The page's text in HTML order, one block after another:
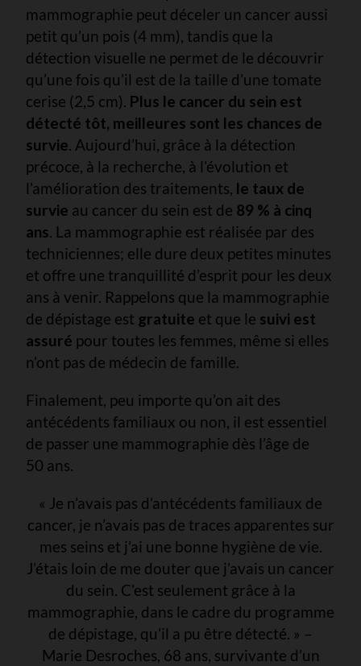
mammographie peut déceler un cancer aussi
petit qu’un pois (4 mm), tandis que la
détection visuelle ne permet de le découvrir
qu’une fois qu’il est de la taille d’une tomate
cerise (2,5 cm). Plus le cancer du sein est
détecté tôt, meilleures sont les chances de
survie. Aujourd’hui, grâce à la détection
précoce, à la recherche, à l’évolution et
l’amélioration des traitements, le taux de
survie au cancer du sein est de 89 % à cinq
ans. La mammographie est réalisée par des
techniciennes; elle dure deux petites minutes
et offre une tranquillité d’esprit pour les deux
ans à venir. Rappelons que la mammographie
de dépistage est gratuite et que le suivi est
assuré pour toutes les femmes, même si elles
n’ont pas de médecin de famille.
Finalement, peu importe qu’on ait des
antécédents familiaux ou non, il est essentiel
de passer une mammographie dès l’âge de
50 ans.
« Je n’avais pas d’antécédents familiaux de
cancer, je n’avais pas de traces apparentes sur
mes seins et j’ai une bonne hygiène de vie.
J’étais loin de me douter que j’avais un cancer
du sein. C’est seulement grâce à la
mammographie, dans le cadre du programme
de dépistage, qu’il a pu être détecté. » –
Marie Desroches, 68 ans, survivante d’un